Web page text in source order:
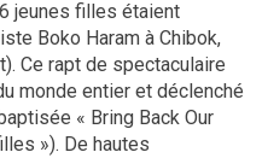
jeunes filles étaient
Boko Haram à Chibok,
Ce rapt de spectaculaire
monde entier et déclenché
« Bring Back Our
»). De hautes